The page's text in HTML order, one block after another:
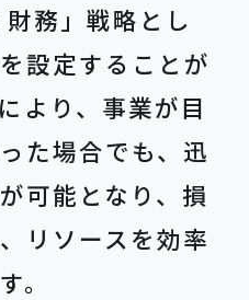
務」戦略とし
設定することが
より、事業が目
た場合でも、迅
可能となり、損
リソースを効率
。